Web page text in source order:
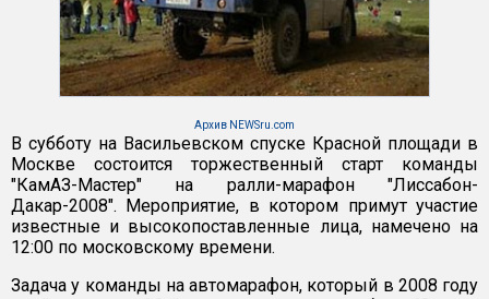
Архив NEWSru.com
В субботу на Васильевском спуске Красной площади в
Москве состоится торжественный старт команды
"КамАЗ-Мастер" на ралли-марафон "Лиссабон-
Дакар-2008". Мероприятие, в котором примут участие
известные и высокопоставленные лица, намечено на
12:00 по московскому времени.
Задача у команды на автомарафон, который в 2008 году